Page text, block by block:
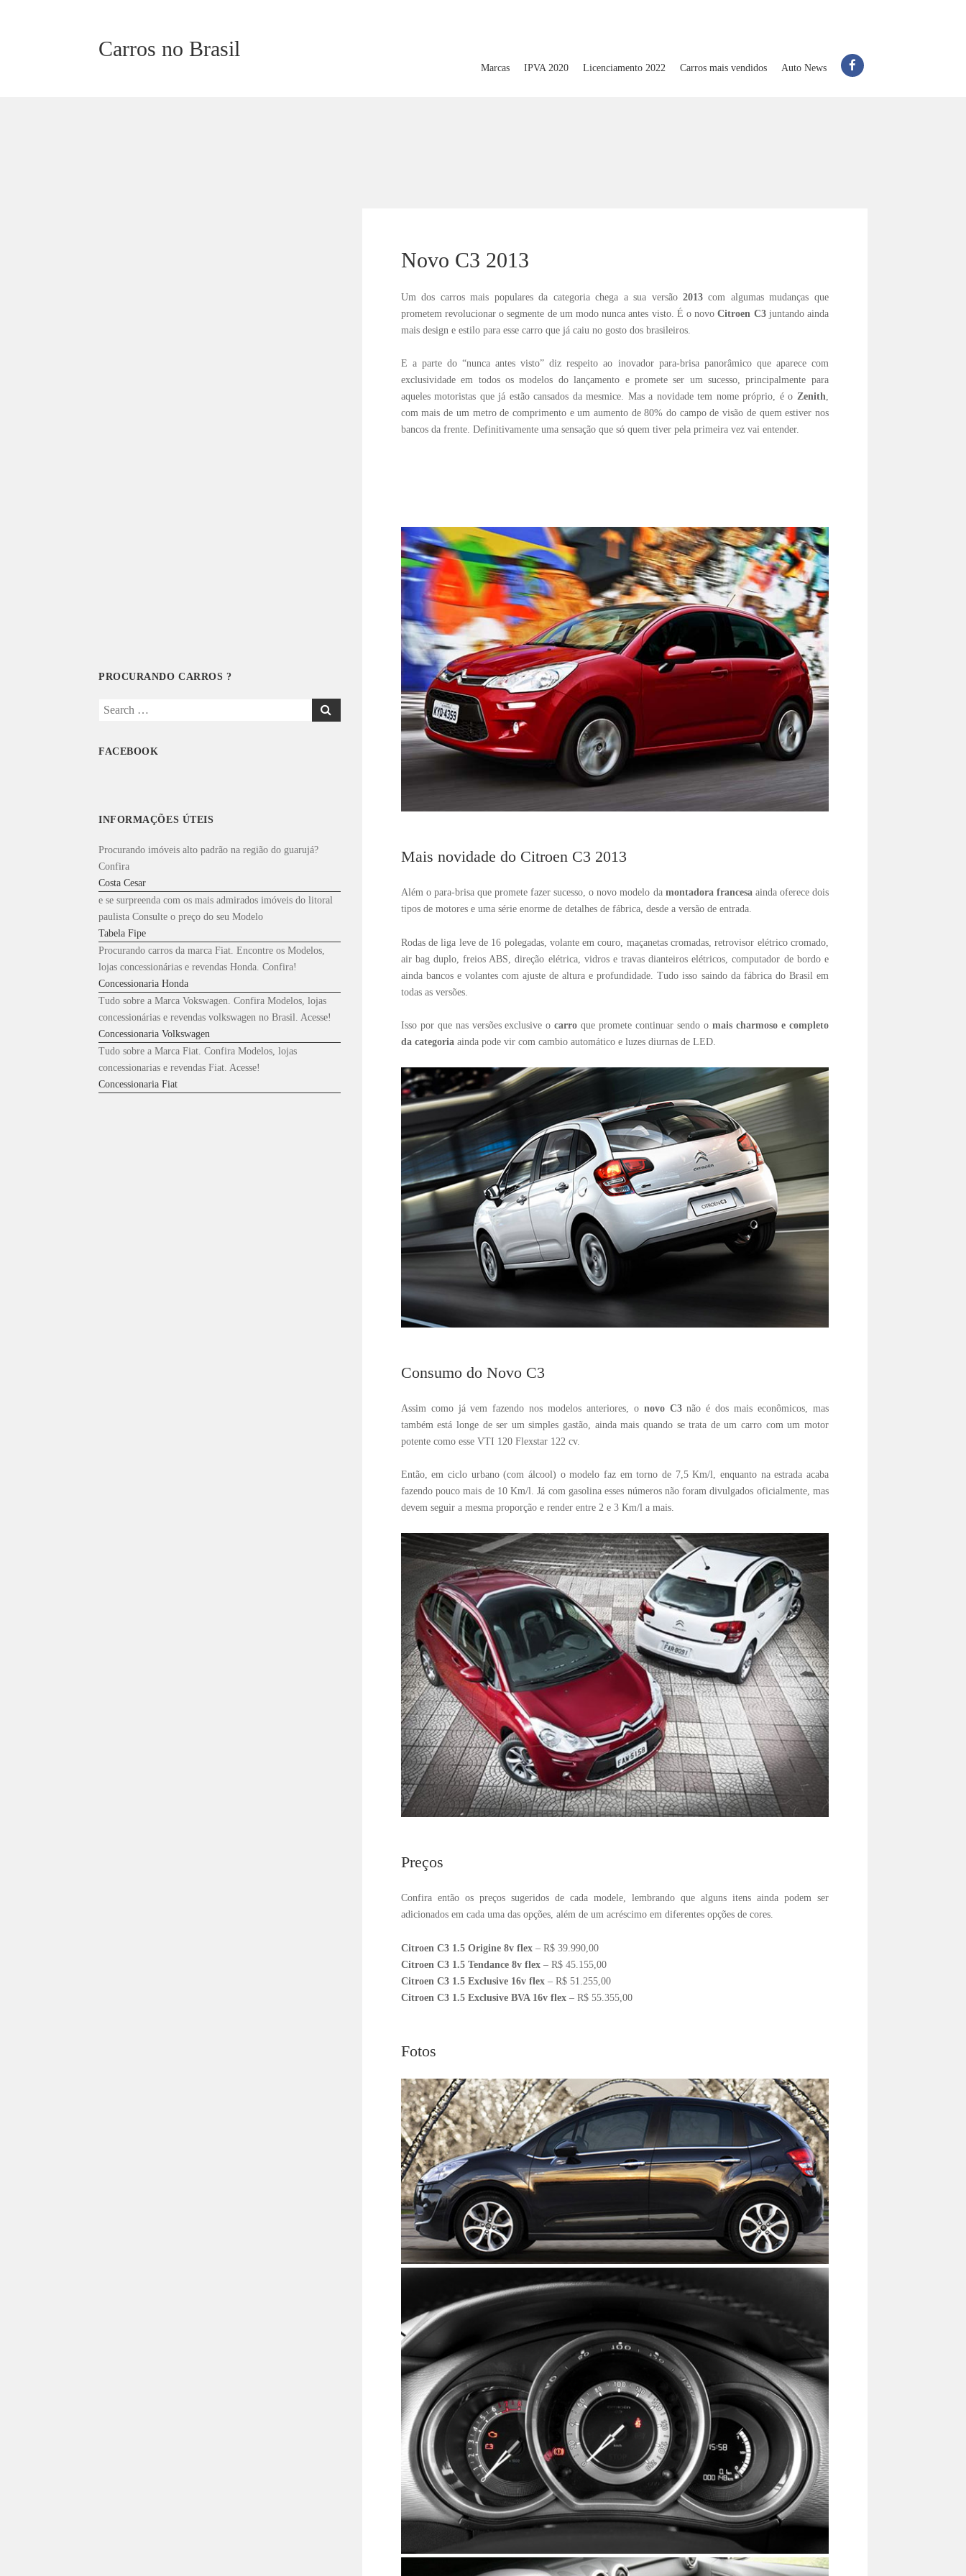
Carros no Brasil
Marcas IPVA 2020 Licenciamento 2022 Carros mais vendidos Auto News
Novo C3 2013
Um dos carros mais populares da categoria chega a sua versão 2013 com algumas mudanças que
prometem revolucionar o segmente de um modo nunca antes visto. É o novo Citroen C3juntando ainda
mais design e estilo para esse carro que já caiu no gosto dos brasileiros.
E a parte do “nunca antes visto” diz respeito ao inovador para-brisa panorâmico que aparece com
exclusividade em todos os modelos do lançamento e promete ser um sucesso, principalmente para
aqueles motoristas que já estão cansados da mesmice. Mas a novidade tem nome próprio, é o Zenith,
com mais de um metro de comprimento e um aumento de 80% do campo de visão de quem estiver nos
bancos da frente. Definitivamente uma sensação que só quem tiver pela primeira vez vai entender.
Mais novidade do Citroen C3 2013
Além o para-brisa que promete fazer sucesso, o novo modelo da montadora francesaainda oferece dois
tipos de motores e uma série enorme de detalhes de fábrica, desde a versão de entrada.
Rodas de liga leve de 16 polegadas, volante em couro, maçanetas cromadas, retrovisor elétrico cromado,
air bag duplo, freios ABS, direção elétrica, vidros e travas dianteiros elétricos, computador de bordo e
ainda bancos e volantes com ajuste de altura e profundidade. Tudo isso saindo da fábrica do Brasil em
todas as versões.
Isso por que nas versões exclusive ocarro que promete continuar sendo omais charmoso e completo
da categoriaainda pode vir com cambio automático e luzes diurnas de LED.
Consumo do Novo C3
Assim como já vem fazendo nos modelos anteriores, onovo C3não é dos mais econômicos, mas
também está longe de ser um simples gastão, ainda mais quando se trata de um carro com um motor
potente como esse VTI 120 Flexstar 122 cv.
Então, em ciclo urbano (com álcool) o modelo faz em torno de 7,5 Km/l, enquanto na estrada acaba
fazendo pouco mais de 10 Km/l. Já com gasolina esses números não foram divulgados oficialmente, mas
devem seguir a mesma proporção e render entre 2 e 3 Km/l a mais.
Preços
Confira então os preços sugeridos de cada modele, lembrando que alguns itens ainda podem ser
adicionados em cada uma das opções, além de um acréscimo em diferentes opções de cores.
Citroen C3 1.5 Origine 8v flex– R$ 39.990,00
Citroen C3 1.5 Tendance 8v flex– R$ 45.155,00
Citroen C3 1.5 Exclusive 16v flex– R$ 51.255,00
Citroen C3 1.5 Exclusive BVA 16v flex– R$ 55.355,00
Fotos
PROCURANDO CARROS ?
Search
FACEBOOK
INFORMAÇÕES ÚTEIS
Procurando imóveis alto padrão na região do guarujá?
Confira
Costa Cesar
e se surpreenda com os mais admirados imóveis do litoral
paulista Consulte o preço do seu Modelo
Tabela Fipe
Procurando carros da marca Fiat. Encontre os Modelos,
lojas concessionárias e revendas Honda. Confira!
Concessionaria Honda
Tudo sobre a Marca Vokswagen. Confira Modelos, lojas
concessionárias e revendas volkswagen no Brasil. Acesse!
Concessionaria Volkswagen
Tudo sobre a Marca Fiat. Confira Modelos, lojas
concessionarias e revendas Fiat. Acesse!
Concessionaria Fiat